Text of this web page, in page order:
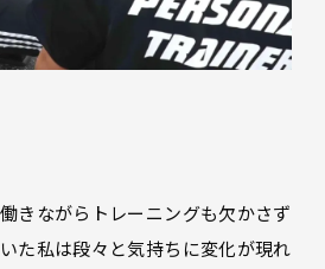
きながらトレーニングも欠かさず
た私は段々と気持ちに変化が現れ